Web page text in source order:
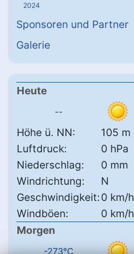
2024
Sponsoren und Partner
Galerie
Heute
--
Höhe ü. NN:
105 m
Luftdruck:
0 hPa
Niederschlag:
0 mm
Windrichtung:
N
Geschwindigkeit: 0 km/h
Windböen:
0 km/h
Morgen
-273°C